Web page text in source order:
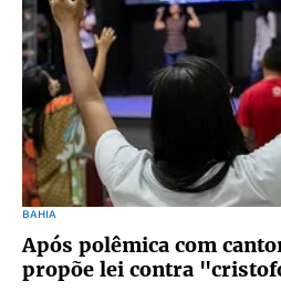
BAHIA
Após polêmica com
propõe lei contra